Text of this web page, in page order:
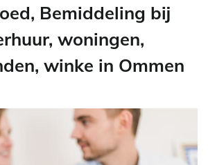
Bemiddeling bij
woningen,
winke in Ommen